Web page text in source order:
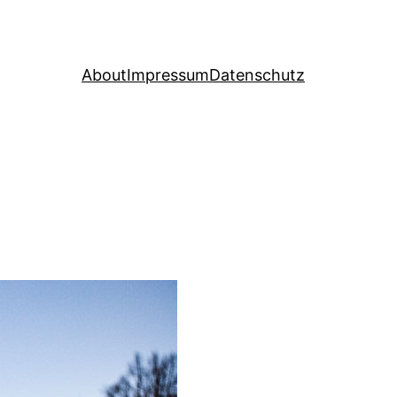
AboutImpressumDatenschutz